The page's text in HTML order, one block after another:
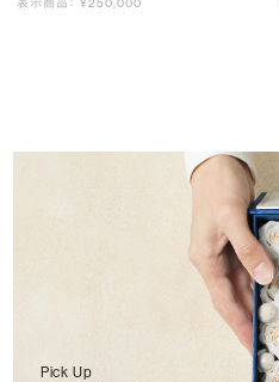
表示商品： ¥250,000
Pick Up